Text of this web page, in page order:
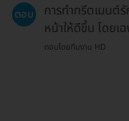
ตอบ
การทำทรีตเมนต์
หน้าให้ดีขึ้น โดย
ตอบโดยทีมงาน HD